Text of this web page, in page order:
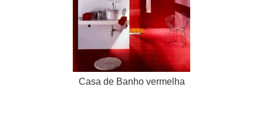
Casa de Banho vermelha